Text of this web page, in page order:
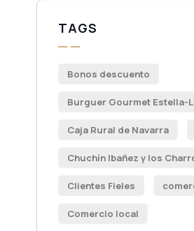
TAGS
Bonos descuento
Burguer Gourmet Estella-
Caja Rural de Navarra
Chuchín Ibañez y los
Clientes Fieles
Comercio local